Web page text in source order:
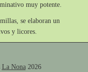
muy potente.
se elaboran un
y licores.
La Nona2026